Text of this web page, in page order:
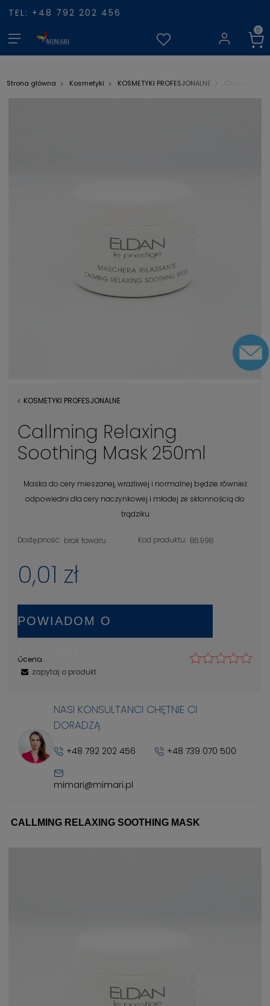
TEL: +48 792 202 456
Strona główna Kosmetyki KOSMETYKI PROFESJONALNE Callming
KOSMETYKI PROFESJONALNE
Callming Relaxing
Soothing Mask 250ml
Maska do cery mieszanej, wrażliwej i normalnej będzie również
odpowiedni dla cery naczynkowej i młodej ze skłonnością do
trądziku
Dostępność: brak towaru Kod produktu: B6.998
0,01 zł
POWIADOM O
DOSTĘPNOŚCI
Ocena:
zapytaj o produkt
NASI KONSULTANCI CHĘTNIE CI
DORADZĄ
+48 792 202 456 +48 739 070 500
mimari@mimari.pl
CALLMING RELAXING SOOTHING MASK